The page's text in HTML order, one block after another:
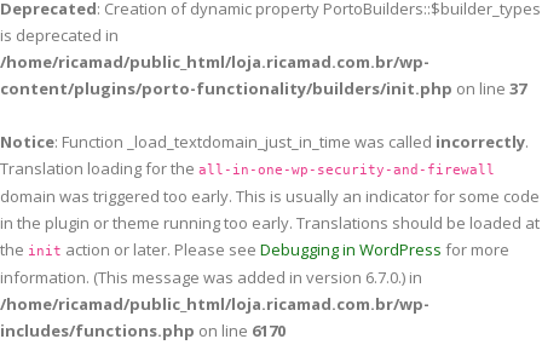
Deprecated: Creation of dynamic property PortoBuilders::$builder_types
is deprecated in
/home/ricamad/public_html/loja.ricamad.com.br/wp-
content/plugins/porto-functionality/builders/init.php on line 37
Notice: Function _load_textdomain_just_in_time was called incorrectly.
Translation loading for the all-in-one-wp-security-and-firewall
domain was triggered too early. This is usually an indicator for some code
in the plugin or theme running too early. Translations should be loaded at
the init action or later. Please see Debugging in WordPress for more
information. (This message was added in version 6.7.0.) in
/home/ricamad/public_html/loja.ricamad.com.br/wp-
includes/functions.php on line 6170